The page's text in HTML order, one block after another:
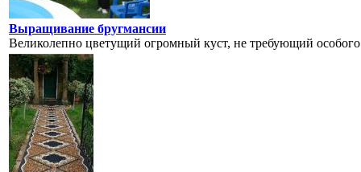
Выращивание бругмансии
Великолепно цветущий огромный куст, не требующий